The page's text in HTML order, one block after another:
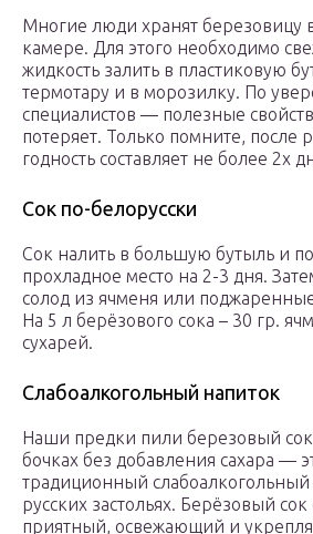
Многие люди хранят березовицу
камере. Для этого необходимо
жидкость залить в пластиковую
термотару и в морозилку. По
специалистов — полезные
потеряет. Только помните, после
годность составляет не более 2х
Сок по-белорусски
Сок налить в большую бутыль и
прохладное место на 2-3 дня.
солод из ячменя или
На 5 л берёзового сока – 30 гр.
сухарей.
Слабоалкогольный напиток
Наши предки пили березовый
бочках без добавления сахара —
традиционный слабоалкогольный
русских застольях. Берёзовый сок
приятный, освежающий и